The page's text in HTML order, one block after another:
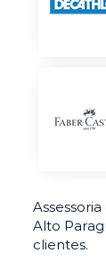
Alto
clientes.